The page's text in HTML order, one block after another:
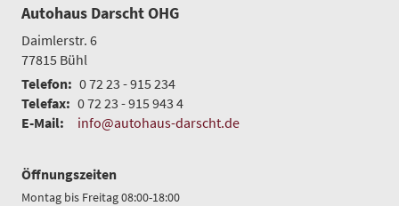
Autohaus Darscht OHG
Daimlerstr. 6
77815 Bühl
Telefon: 0 72 23 - 915 234
Telefax: 0 72 23 - 915 943 4
E-Mail:
info@autohaus-darscht.de
Öffnungszeiten
Montag bis Freitag 08:00-18:00